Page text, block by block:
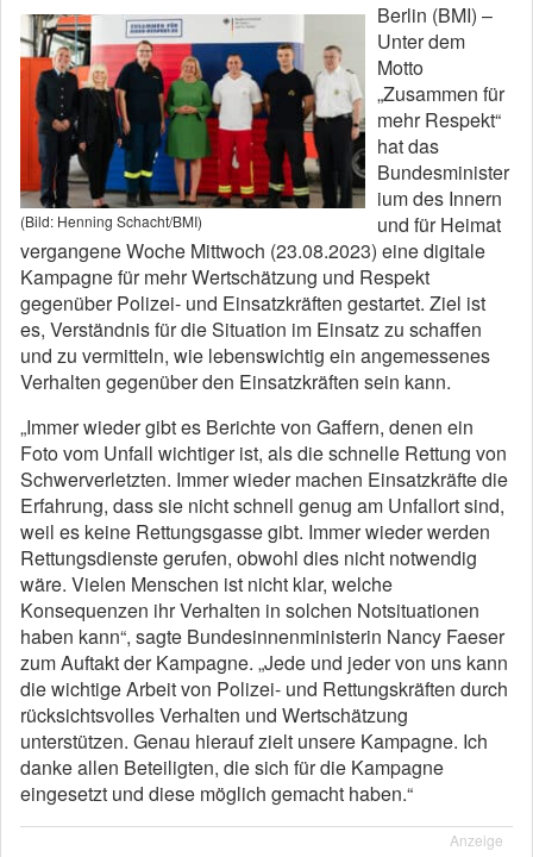
(Bild: Henning Schacht/BMI)
Berlin (BMI) –
Unter dem
Motto
„Zusammen für
mehr Respekt“
hat das
Bundesminister
ium des Innern
und für Heimat
vergangene Woche Mittwoch (23.08.2023) eine digitale
Kampagne für mehr Wertschätzung und Respekt
gegenüber Polizei- und Einsatzkräften gestartet. Ziel ist
es, Verständnis für die Situation im Einsatz zu schaffen
und zu vermitteln, wie lebenswichtig ein angemessenes
Verhalten gegenüber den Einsatzkräften sein kann.
„Immer wieder gibt es Berichte von Gaffern, denen ein
Foto vom Unfall wichtiger ist, als die schnelle Rettung von
Schwerverletzten. Immer wieder machen Einsatzkräfte die
Erfahrung, dass sie nicht schnell genug am Unfallort sind,
weil es keine Rettungsgasse gibt. Immer wieder werden
Rettungsdienste gerufen, obwohl dies nicht notwendig
wäre. Vielen Menschen ist nicht klar, welche
Konsequenzen ihr Verhalten in solchen Notsituationen
haben kann“, sagte Bundesinnenministerin Nancy Faeser
zum Auftakt der Kampagne. „Jede und jeder von uns kann
die wichtige Arbeit von Polizei- und Rettungskräften durch
rücksichtsvolles Verhalten und Wertschätzung
unterstützen. Genau hierauf zielt unsere Kampagne. Ich
danke allen Beteiligten, die sich für die Kampagne
eingesetzt und diese möglich gemacht haben.“
Anzeige